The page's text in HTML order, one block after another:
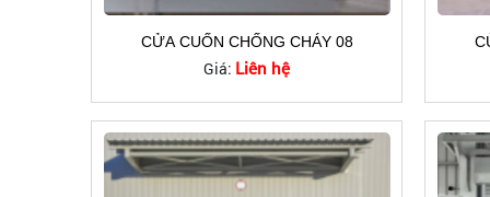
CỬA CUỐN CHỐNG CHÁY 08
Giá: Liên hệ